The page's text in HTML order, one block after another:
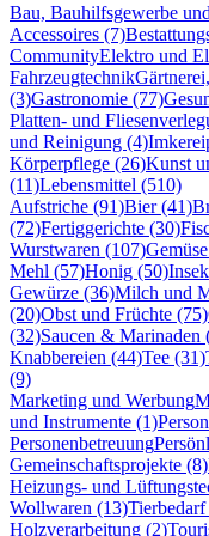
Bau, Bauhilfsgewerbe
Accessoires (7)
CommunityElektro und
Fahrzeugtechnik
(3)Gastronomie (77)
Platten- und
und Reinigung (4)
Körperpflege (26)Kunst
(11)Lebensmittel (510)
Aufstriche (91)Bier (41)
(72)Fertiggerichte (30)
Wurstwaren (107)
Mehl (57)Honig (50)
Gewürze (36)Milch und
(20)Obst und Früchte (75)
(32)Saucen & Marinaden
Knabbereien (44)Tee (31)
(9)
Marketing und Werbung
und Instrumente (1)
Personenbetreuung
Gemeinschaftsprojekte (8)
Heizungs- und
Wollwaren (13)
Holzverarbeitung (2)